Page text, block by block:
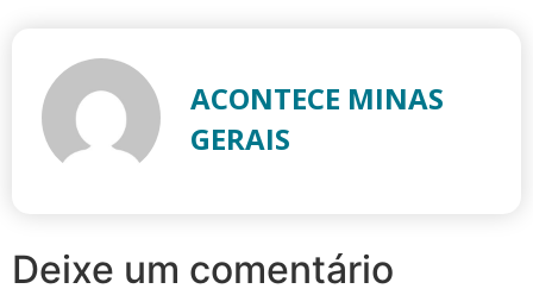
ACONTECE MINAS
GERAIS
Deixe um comentário